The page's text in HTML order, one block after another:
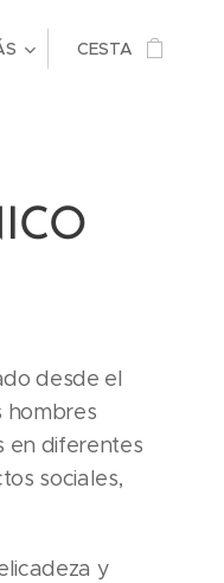
CESTA
desde el
hombres
en diferentes
sociales,
y